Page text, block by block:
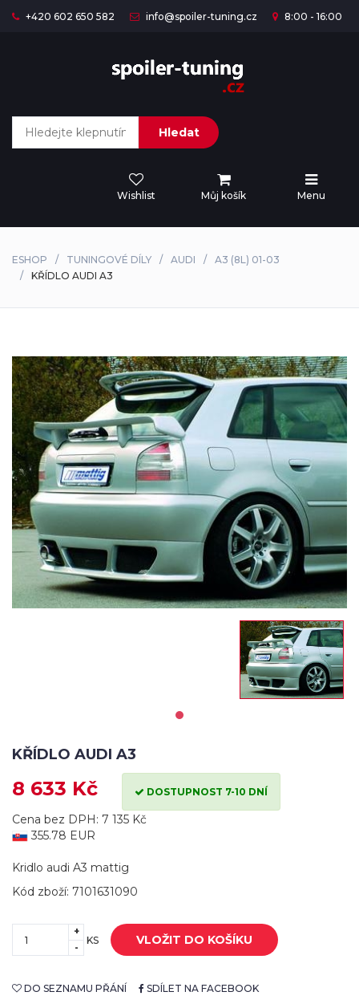
+420 602 650 582 info@spoiler-tuning.cz 8:00 - 16:00
Hledat
Wishlist Můj košík Menu
ESHOP TUNINGOVÉ DÍLY AUDI
A3 (8L) 01-03
KŘÍDLO AUDI A3
KŘÍDLO AUDI A3
8 633 Kč DOSTUPNOST 7-10 DNÍ
Cena bez DPH: 7 135 Kč
355.78 EUR
Kridlo audi A3 mattig
Kód zboží: 7101631090
+
-
KS VLOŽIT DO KOŠÍKU
DO SEZNAMU PŘÁNÍ SDÍLET NA FACEBOOK